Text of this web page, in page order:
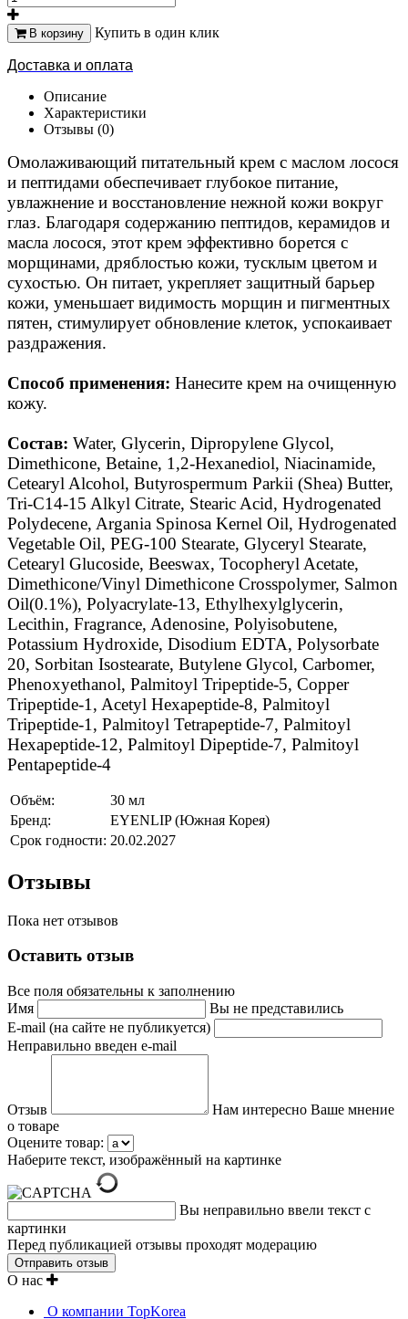
В корзину Купить в один клик
Доставка и оплата
Описание
Характеристики
Отзывы (0)
Омолаживающий питательный крем с маслом лосося
и пептидами обеспечивает глубокое питание,
увлажнение и восстановление нежной кожи вокруг
глаз. Благодаря содержанию пептидов, керамидов и
масла лосося, этот крем эффективно борется с
морщинами, дряблостью кожи, тусклым цветом и
сухостью. Он питает, укрепляет защитный барьер
кожи, уменьшает видимость морщин и пигментных
пятен, стимулирует обновление клеток, успокаивает
раздражения.
Способ применения: Нанесите крем на очищенную
кожу.
Состав: Water, Glycerin, Dipropylene Glycol,
Dimethicone, Betaine, 1,2-Hexanediol, Niacinamide,
Cetearyl Alcohol, Butyrospermum Parkii (Shea) Butter,
Tri-C14-15 Alkyl Citrate, Stearic Acid, Hydrogenated
Polydecene, Argania Spinosa Kernel Oil, Hydrogenated
Vegetable Oil, PEG-100 Stearate, Glyceryl Stearate,
Cetearyl Glucoside, Beeswax, Tocopheryl Acetate,
Dimethicone/Vinyl Dimethicone Crosspolymer, Salmon
Oil(0.1%), Polyacrylate-13, Ethylhexylglycerin,
Lecithin, Fragrance, Adenosine, Polyisobutene,
Potassium Hydroxide, Disodium EDTA, Polysorbate
20, Sorbitan Isostearate, Butylene Glycol, Carbomer,
Phenoxyethanol, Palmitoyl Tripeptide-5, Copper
Tripeptide-1, Acetyl Hexapeptide-8, Palmitoyl
Tripeptide-1, Palmitoyl Tetrapeptide-7, Palmitoyl
Hexapeptide-12, Palmitoyl Dipeptide-7, Palmitoyl
Pentapeptide-4
Объём:
30 мл
Бренд:
EYENLIP (Южная Корея)
Срок годности: 20.02.2027
Отзывы
Пока нет отзывов
Оставить отзыв
Все поля обязательны к заполнению
Имя
Вы не представились
E-mail (на сайте не публикуется)
Неправильно введен e-mail
Отзыв
Нам интересно Ваше мнение
о товаре
Оцените товар:
Наберите текст, изображённый на картинке
Вы неправильно ввели текст с
картинки
Перед публикацией отзывы проходят модерацию
О нас
О компании TopKorea